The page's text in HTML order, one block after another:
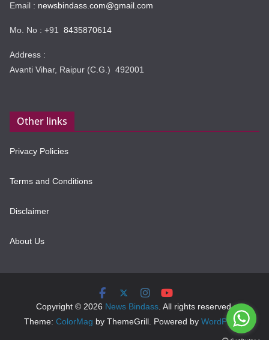
Email : newsbindass.com@gmail.com
Mo. No : +91 8435870614
Address :
Avanti Vihar, Raipur (C.G.) 492001
Other links
Privacy Policies
Terms and Conditions
Disclaimer
About Us
Copyright © 2026 News Bindass. All rights reserved.
Theme: ColorMag by ThemeGrill. Powered by WordPress.